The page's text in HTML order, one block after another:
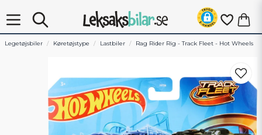
Legetøjsbiler Køretøjstype Lastbiler Rag Rider Rig - Track Fleet - Hot Wheels